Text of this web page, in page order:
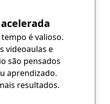
é valioso.
videoaulas e
são pensados
aprendizado.
resultados.